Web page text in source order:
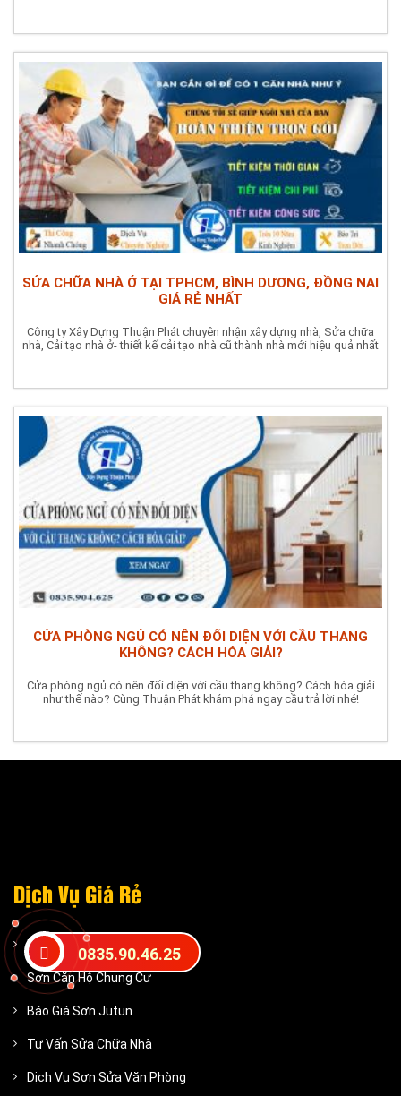
SỬA CHỮA NHÀ Ở TẠI TPHCM, BÌNH DƯƠNG, ĐỒNG NAI
GIÁ RẺ NHẤT
Công ty Xây Dựng Thuận Phát chuyên nhận xây dựng nhà, Sửa chữa
nhà, Cải tạo nhà ở- thiết kế cải tạo nhà cũ thành nhà mới hiệu quả nhất
CỬA PHÒNG NGỦ CÓ NÊN ĐỐI DIỆN VỚI CẦU THANG
KHÔNG? CÁCH HÓA GIẢI?
Cửa phòng ngủ có nên đối diện với cầu thang không? Cách hóa giải
như thế nào? Cùng Thuận Phát khám phá ngay cầu trả lời nhé!
Dịch Vụ Giá Rẻ
Dịch vụ sơn nhà giá rẻ
Sơn Căn Hộ Chung Cư
Báo Giá Sơn Jutun
Tư Vấn Sửa Chữa Nhà
Dịch Vụ Sơn Sửa Văn Phòng
0835.90.46.25